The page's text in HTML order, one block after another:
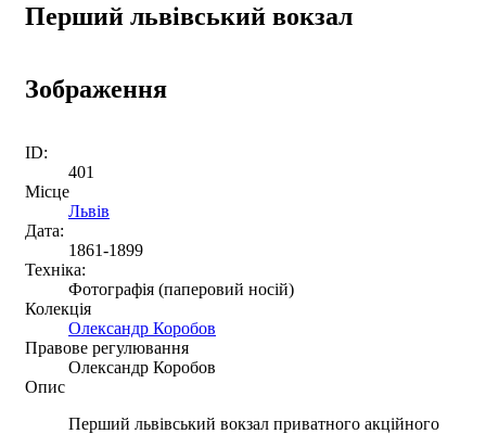
Перший львівський вокзал
Зображення
ID:
401
Місце
Львів
Дата:
1861-1899
Техніка:
Фотографія (паперовий носій)
Колекція
Олександр Коробов
Правове регулювання
Олександр Коробов
Опис
Перший львівський вокзал приватного акційного